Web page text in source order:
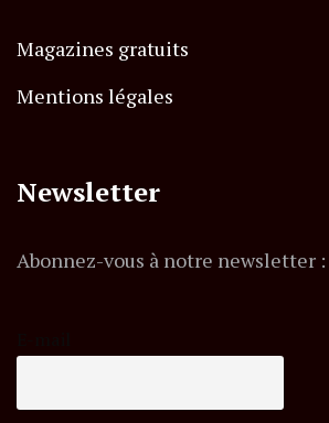
Magazines gratuits
Mentions légales
Newsletter
Abonnez-vous à notre newsletter :